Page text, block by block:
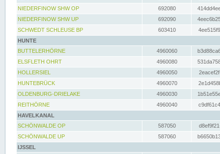
NIEDERFINOW SHW OP
692080
NIEDERFINOW SHW UP
692090
SCHWEDT SCHLEUSE BP
603410
HUNTE
BUTTELERHÖRNE
4960060
ELSFLETH OHRT
4960080
HOLLERSIEL
4960050
HUNTEBRÜCK
4960070
OLDENBURG-DRIELAKE
4960030
REITHÖRNE
4960040
HAVELKANAL
SCHÖNWALDE OP
587050
SCHÖNWALDE UP
587060
IJSSEL